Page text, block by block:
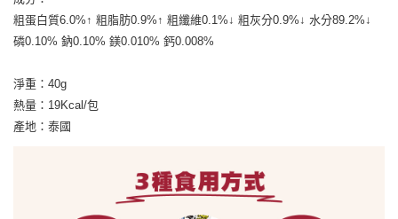
【注意事項】
１．透過由恩沛科技股份有限公司提供之「AFTEE先享後付」服務完成之交
易，需依本服務之必要範圍內提供個人資料，並將交易相關給付款項請求債
２．關於個人資料處理事宜，請瀏覽以下網址：
https://aftee.tw/terms/#terms3
３．未成年的使用者請事先徵得法定代理人或監護人之同意方可使用
「AFTEE先享後付」，若未經同意申辦者引起之損失，本公司不負相關責
時審查核予不同之上限額度；若仍有額度不足之情形，本公司將視審查結果
請求用戶進行身份認證。
粗蛋白質6.0%↑ 粗脂肪0.9%↑ 粗纖維0.1%↓ 粗灰分0.9%↓ 水分89.2%↓
磷0.10% 鈉0.10% 鎂0.010% 鈣0.008%
淨重：40g
熱量：19Kcal/包
產地：泰國